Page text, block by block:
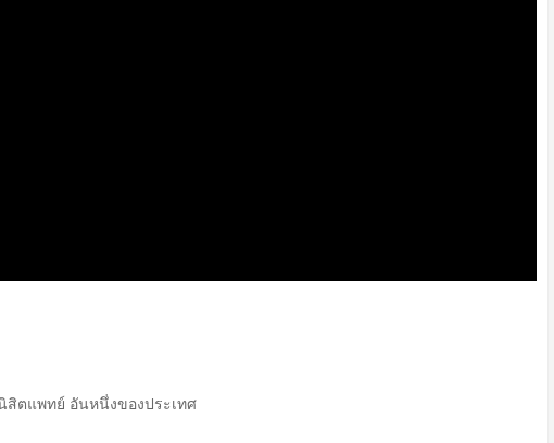
ตแพทย์ อันหนึ่งของประเทศ